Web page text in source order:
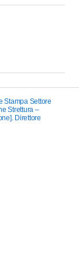
Stampa Settore
Strettura –
Direttore